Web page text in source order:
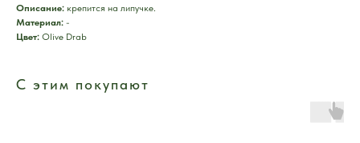
Описание: крепится на липучке.
Материал: -
Цвет: Olive Drab
С этим покупают